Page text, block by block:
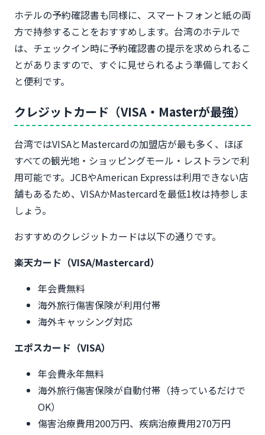
ホテルの予約確認書も同様に、スマートフォンと紙の両
方で持参することをおすすめします。台湾のホテルで
は、チェックイン時に予約確認書の提示を求められるこ
とがありますので、すぐに見せられるよう準備しておく
と便利です。
クレジットカード（VISA・Masterが最強）
台湾ではVISAとMastercardの加盟店が最も多く、ほぼ
すべての観光地・ショッピングモール・レストランで利
用可能です。JCBやAmerican Expressは利用できない店
舗もあるため、VISAかMastercardを最低1枚は持参しま
しょう。
おすすめのクレジットカードは以下の通りです。
楽天カード（VISA/Mastercard）
年会費無料
海外旅行傷害保険が利用付帯
海外キャッシング対応
エポスカード（VISA）
年会費永年無料
海外旅行傷害保険が自動付帯（持っているだけで
OK）
傷害治療費用200万円、疾病治療費用270万円